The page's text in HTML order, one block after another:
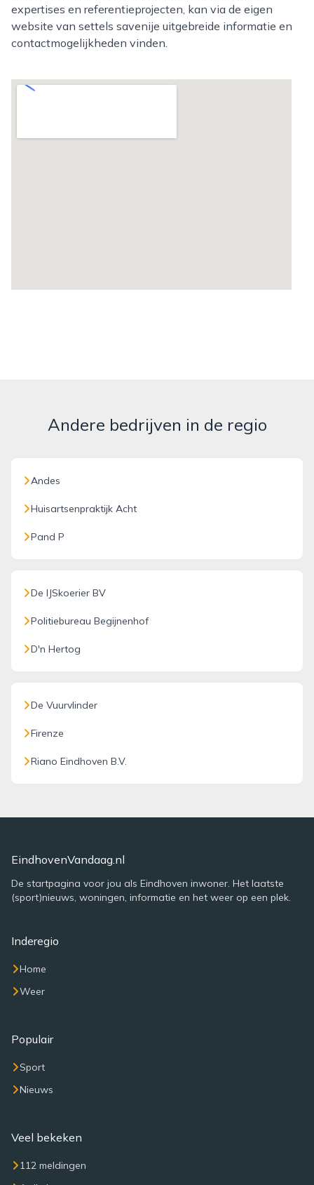
expertises en referentieprojecten, kan via de eigen
website van settels savenije uitgebreide informatie en
contactmogelijkheden vinden.
Andere bedrijven in de regio
Andes
Huisartsenpraktijk Acht
Pand P
De IJSkoerier BV
Politiebureau Begijnenhof
D'n Hertog
De Vuurvlinder
Firenze
Riano Eindhoven B.V.
EindhovenVandaag.nl
De startpagina voor jou als Eindhoven inwoner. Het laatste
(sport)nieuws, woningen, informatie en het weer op een plek.
Inderegio
Home
Weer
Populair
Sport
Nieuws
Veel bekeken
112 meldingen